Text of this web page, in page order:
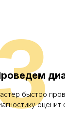
быстро
оценит